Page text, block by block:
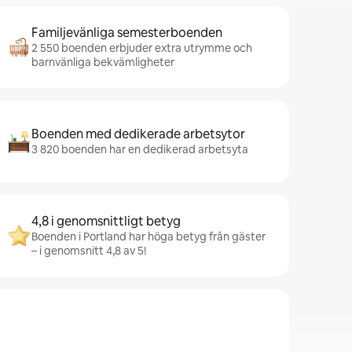
Familjevänliga semesterboenden
2 550 boenden erbjuder extra utrymme och
barnvänliga bekvämligheter
Boenden med dedikerade arbetsytor
3 820 boenden har en dedikerad arbetsyta
4,8 i genomsnittligt betyg
Boenden i Portland har höga betyg från gäster
– i genomsnitt 4,8 av 5!